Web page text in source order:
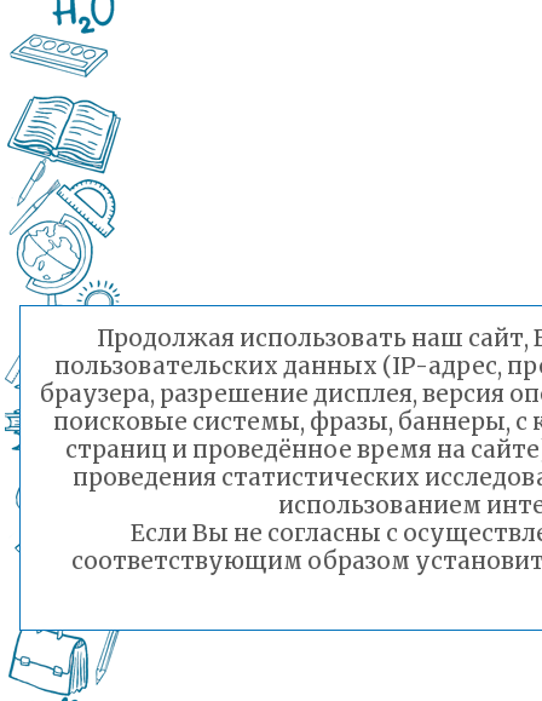
Продолжая использовать наш сайт,
пользовательских данных (IP-адрес,
браузера, разрешение дисплея, версия
поисковые системы, фразы, баннеры,
страниц и проведённое время на
проведения статистических
использованием
Если Вы не согласны с
соответствующим образом